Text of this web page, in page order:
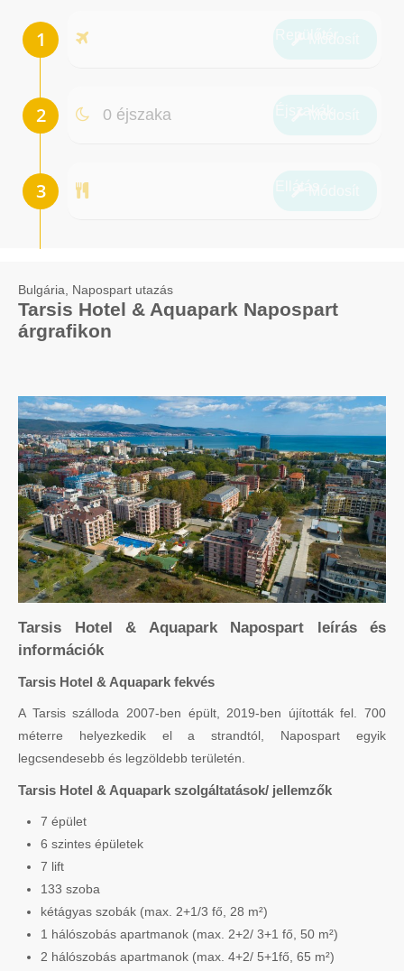
0 éjszaka
Bulgária, Napospart utazás
Tarsis Hotel & Aquapark Napospart
árgrafikon
Tarsis Hotel & Aquapark Napospart leírás és
információk
Tarsis Hotel & Aquapark fekvés
A Tarsis szálloda 2007-ben épült, 2019-ben újították fel. 700
méterre helyezkedik el a strandtól, Napospart egyik
legcsendesebb és legzöldebb területén.
Tarsis Hotel & Aquapark szolgáltatások/ jellemzők
7 épület
6 szintes épületek
7 lift
133 szoba
kétágyas szobák (max. 2+1/3 fő, 28 m²)
1 hálószobás apartmanok (max. 2+2/ 3+1 fő, 50 m²)
2 hálószobás apartmanok (max. 4+2/ 5+1fő, 65 m²)